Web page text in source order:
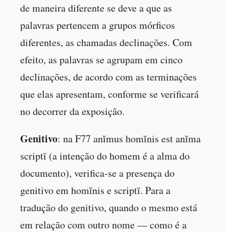
de maneira diferente se deve a que as
palavras pertencem a grupos mórficos
diferentes, as chamadas declinações. Com
efeito, as palavras se agrupam em cinco
declinações, de acordo com as terminações
que elas apresentam, conforme se verificará
no decorrer da exposição.
Genitivo: na F77 anĭmus homĭnis est anĭma
scriptī (a intenção do homem é a alma do
documento), verifica-se a presença do
genitivo em homĭnis e scriptī. Para a
tradução do genitivo, quando o mesmo está
em relação com outro nome — como é a